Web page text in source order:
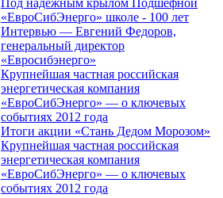
Под надёжным крылом Подшефной
«ЕвроСибЭнерго» школе - 100 лет
Интервью — Евгений Федоров,
генеральный директор
«Евросибэнерго»
Крупнейшая частная российская
энергетическая компания
«ЕвроСибЭнерго» — о ключевых
событиях 2012 года
Итоги акции «Стань Дедом Морозом»
Крупнейшая частная российская
энергетическая компания
«ЕвроСибЭнерго» — о ключевых
событиях 2012 года